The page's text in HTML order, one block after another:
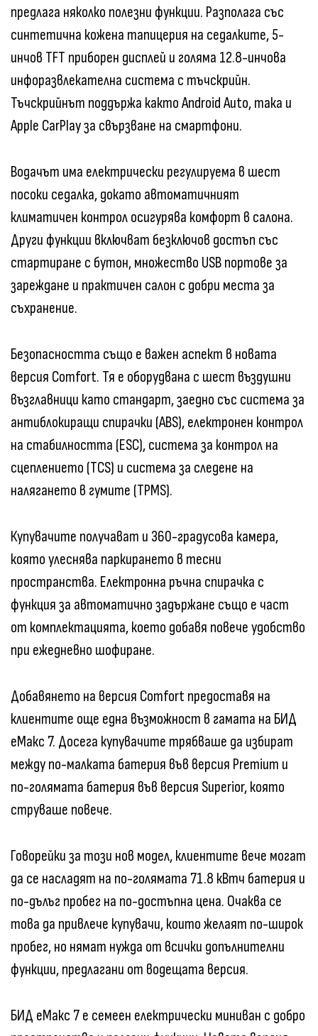
предлага няколко полезни функции. Разполага със
синтетична кожена тапицерия на седалките, 5-
инчов TFT приборен дисплей и голяма 12.8-инчова
инфоразвлекателна система с тъчскрийн.
Тъчскрийнът поддържа както Android Auto, така и
Apple CarPlay за свързване на смартфони.
Водачът има електрически регулируема в шест
посоки седалка, докато автоматичният
климатичен контрол осигурява комфорт в салона.
Други функции включват безключов достъп със
стартиране с бутон, множество USB портове за
зареждане и практичен салон с добри места за
съхранение.
Безопасността също е важен аспект в новата
версия Comfort. Тя е оборудвана с шест въздушни
възглавници като стандарт, заедно със система за
антиблокиращи спирачки (ABS), електронен контрол
на стабилността (ESC), система за контрол на
сцеплението (TCS) и система за следене на
налягането в гумите (TPMS).
Купувачите получават и 360-градусова камера,
която улеснява паркирането в тесни
пространства. Електронна ръчна спирачка с
функция за автоматично задържане също е част
от комплектацията, което добавя повече удобство
при ежедневно шофиране.
Добавянето на версия Comfort предоставя на
клиентите още една възможност в гамата на БИД
еМакс 7. Досега купувачите трябваше да избират
между по-малката батерия във версия Premium и
по-голямата батерия във версия Superior, която
струваше повече.
Говорейки за този нов модел, клиентите вече могат
да се насладят на по-голямата 71.8 кВтч батерия и
по-дълъг пробег на по-достъпна цена. Очаква се
това да привлече купувачи, които желаят по-широк
пробег, но нямат нужда от всички допълнителни
функции, предлагани от водещата версия.
БИД еМакс 7 е семеен електрически миниван с добро